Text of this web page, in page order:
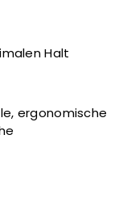
Halt
ergonomische